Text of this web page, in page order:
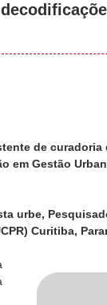
de
em Gestão
urbe,
Curitiba,